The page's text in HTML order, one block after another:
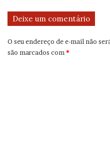
Deixe um comentário
O seu endereço de e-mail não
são marcados com*